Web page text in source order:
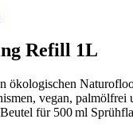
Refill 1L
ökologischen
vegan, palmölfrei
für 500 ml